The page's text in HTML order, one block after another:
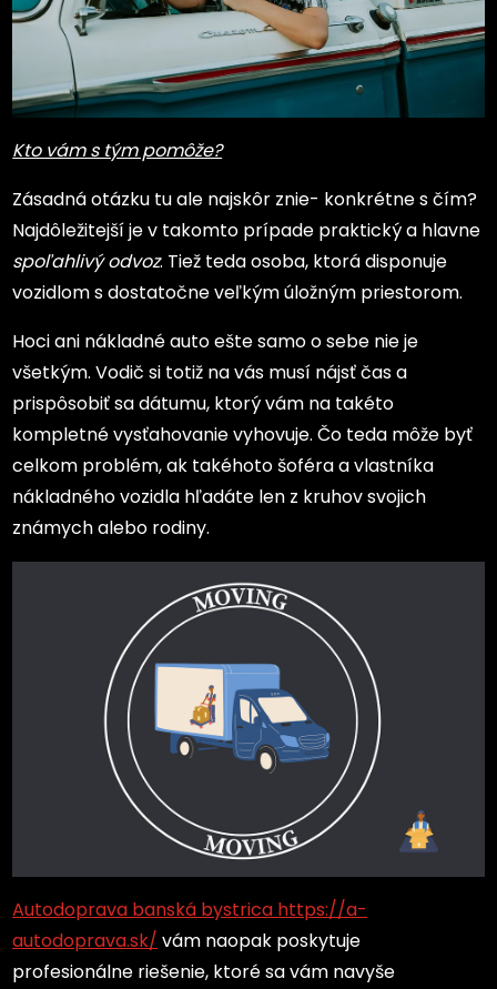
Kto vám s tým pomôže?
Zásadná otázku tu ale najskôr znie- konkrétne s čím?
Najdôležitejší je v takomto prípade praktický a hlavne
spoľahlivý odvoz. Tiež teda osoba, ktorá disponuje
vozidlom s dostatočne veľkým úložným priestorom.
Hoci ani nákladné auto ešte samo o sebe nie je
všetkým. Vodič si totiž na vás musí nájsť čas a
prispôsobiť sa dátumu, ktorý vám na takéto
kompletné vysťahovanie vyhovuje. Čo teda môže byť
celkom problém, ak takéhoto šoféra a vlastníka
nákladného vozidla hľadáte len z kruhov svojich
známych alebo rodiny.
Autodoprava banská bystrica https://a-
autodoprava.sk/ vám naopak poskytuje
profesionálne riešenie, ktoré sa vám navyše